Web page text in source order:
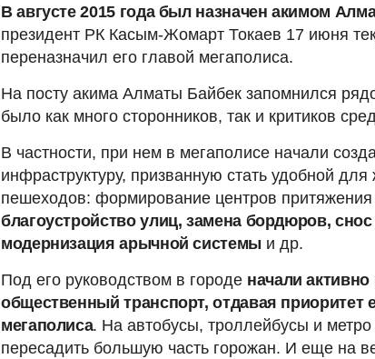
В августе 2015 года был назначен акимом
президент РК Касым-Жомарт Токаев 17 июня
переназначил его главой мегаполиса.
На посту акима Алматы Байбек запомнился
было как много сторонников, так и критиков
В частности, при нем в мегаполисе начали
инфраструктуру, призванную стать удобной
пешеходов: формирование центров
благоустройство улиц, замена бордюров,
модернизация арычной системыи др.
Под его руководством в городе начали активно
общественный транспорт, отдавая приоритет
мегаполиса. На автобусы, троллейбусы и
пересадить большую часть горожан. И еще на